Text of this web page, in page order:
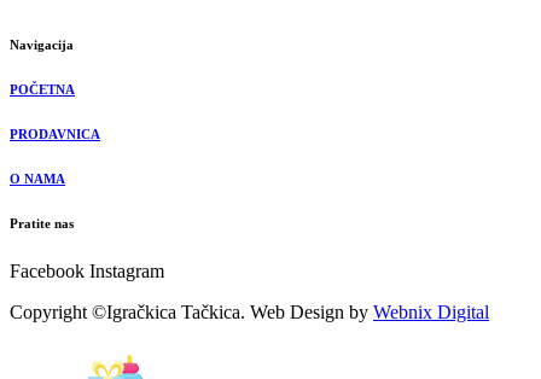
Navigacija
POČETNA
PRODAVNICA
O NAMA
Pratite nas
Facebook Instagram
Copyright ©Igračkica Tačkica. Web Design by Webnix Digital